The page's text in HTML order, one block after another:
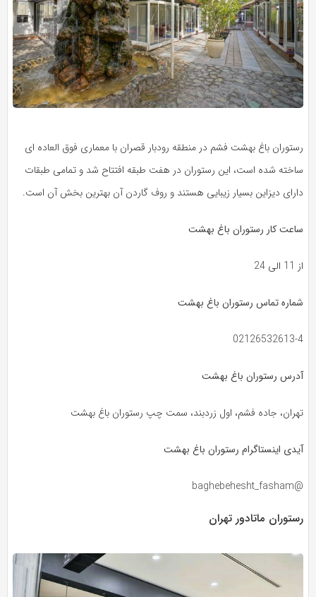
رستوران باغ بهشت فشم در منطقه رودبار قصران با معماری فوق العاده ای
ساخته شده است، این رستوران در هفت طبقه افتتاح شد و تمامی طبقات
دارای دیزاین بسیار زیبایی هستند و روف گاردن آن بهترین بخش آن است.
ساعت کار رستوران باغ بهشت
از 11 الی 24
شماره تماس رستوران باغ بهشت
02126532613-4
آدرس رستوران باغ بهشت
تهران، جاده فشم، اول زردبند، سمت چپ رستوران باغ بهشت
آیدی اینستاگرام رستوران باغ بهشت
@baghebehesht_fasham
رستوران ماتادور تهران